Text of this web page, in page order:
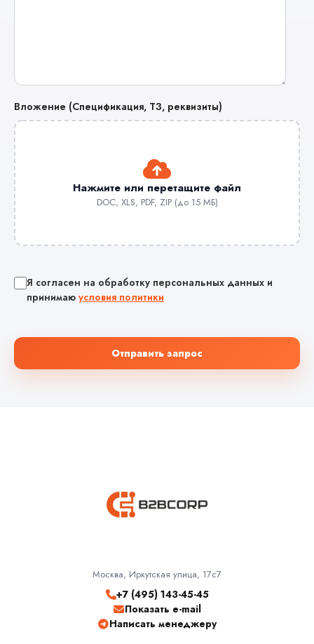
Вложение (Спецификация, ТЗ, реквизиты)
Нажмите или перетащите файл
DOC, XLS, PDF, ZIP (до 15 МБ)
Я согласен на обработку персональных данных и
принимаю условия политики
Отправить запрос
Москва, Иркутская улица, 17с7
+7 (495) 143-45-45
Показать e-mail
Написать менеджеру